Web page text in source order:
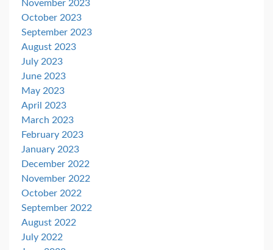
November 2023
October 2023
September 2023
August 2023
July 2023
June 2023
May 2023
April 2023
March 2023
February 2023
January 2023
December 2022
November 2022
October 2022
September 2022
August 2022
July 2022